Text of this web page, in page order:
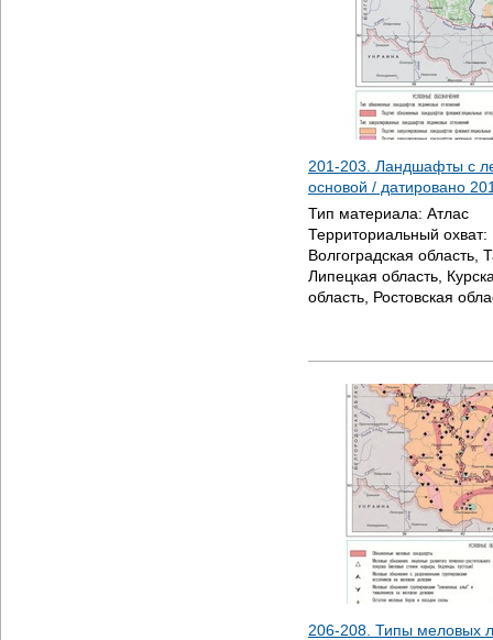
201-203. Ландшафты с
основой / датировано
Тип материала: Атлас
Территориальный охват:
Волгоградская область,
Липецкая область,
область, Ростовская
206-208. Типы меловых